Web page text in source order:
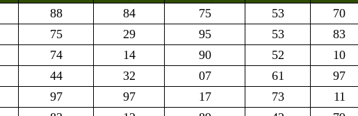
88 84 75 53 70
75 29 95 53 83
74 14 90 52 10
44 32 07 61 97
97 97 17 73 11